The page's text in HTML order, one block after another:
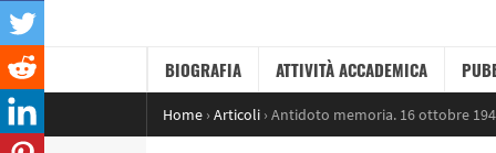
BIOGRAFIA ATTIVITÀ ACCADEMICA
Home › Articoli › Antidoto memoria. 16 ottobre